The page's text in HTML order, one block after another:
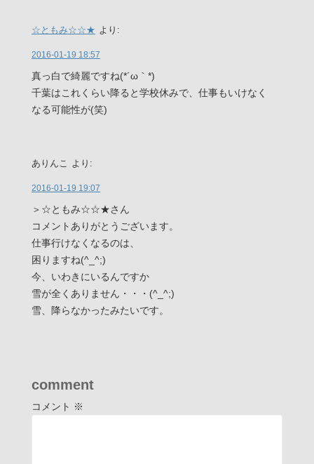
☆ともみ☆☆★ より:
2016-01-19 18:57
真っ白で綺麗ですね(*´ω｀*)
千葉はこれくらい降ると学校休みで、仕事もいけなく
なる可能性が(笑)
ありんこ より:
2016-01-19 19:07
＞☆ともみ☆☆★さん
コメントありがとうございます。
仕事行けなくなるのは、
困りますね(^_^;)
今、いわきにいるんですか
雪が全くありません・・・(^_^;)
雪、降らなかったみたいです。
comment
コメント ※